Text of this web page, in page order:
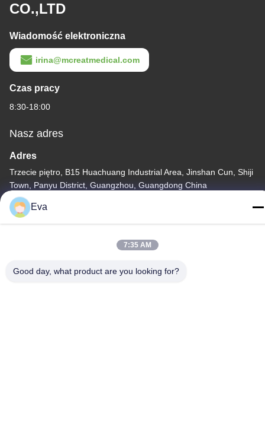
CO.,LTD
Wiadomość elektroniczna
irina@mcreatmedical.com
Czas pracy
8:30-18:00
Nasz adres
Adres
Trzecie piętro, B15 Huachuang Industrial Area, Jinshan Cun, Shiji
Town, Panyu District, Guangzhou, Guangdong China
Tel.
86-020-3156-0583
Eva
7:35 AM
Good day, what product are you looking for?